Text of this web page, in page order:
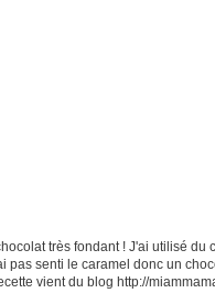
très fondant ! J'ai utilisé du
pas senti le caramel donc un
vient du blog http://